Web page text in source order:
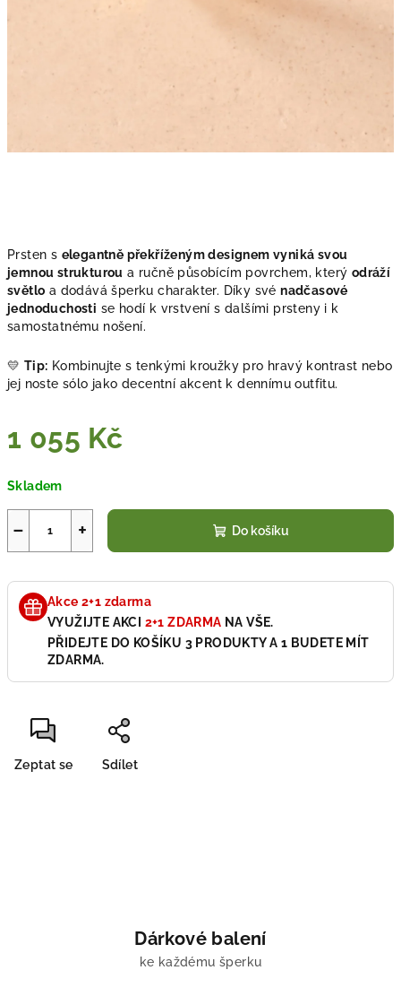
Prsten s elegantně překříženým designem vyniká svou
jemnou strukturou a ručně působícím povrchem, který odráží
světlo a dodává šperku charakter. Díky svénadčasové
jednoduchosti se hodí k vrstvení s dalšími prsteny i k
samostatnému nošení.
💛 Tip: Kombinujte s tenkými kroužky pro hravý kontrast nebo
jej noste sólo jako decentní akcent k dennímu outfitu.
1 055 Kč
cena:
Skladem
+
− Do košíku
Akce 2+1 zdarma
VYUŽIJTE AKCI 2+1 ZDARMA NA VŠE.
PŘIDEJTE DO KOŠÍKU 3 PRODUKTY A 1 BUDETE MÍT
ZDARMA.
Zeptat se Sdílet
Dárkové balení
ke každému šperku